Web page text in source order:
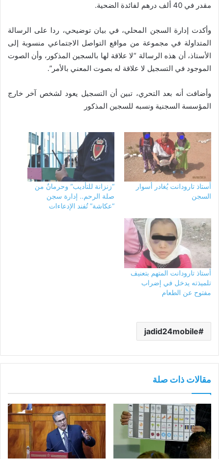
مقدر في 40 ألف درهم لفائدة الضحية.
وأكدت إدارة السجن المحلي، في بيان توضيحي، ردا على الرسالة
المتداولة في مجموعة من مواقع التواصل الاجتماعي منسوبة إلى
الأستاذ، أن هذه الرسالة “لا علاقة لها بالسجين المذكور، وأن الصوت
الموجود في التسجيل لا علاقة له بصوت المعني بالأمر”.
وأضافت أنه بعد التحري، تبين أن التسجيل يعود لشخص آخر خارج
المؤسسة السجنية ونسبه للسجين المذكور
أستاذ تارودانت يُغادر أسوار
السجن
“زنزانة للتأديب” وحرمانٌ من
صلة الرحم.. إدارة سجن
“عكاشة” تُفند الإدعاءات
أستاذ تارودانت المتهم بتعنيف
تلميذته يدخل في إضراب
مفتوح عن الطعام
jadid24mobile
مقالات ذات صلة